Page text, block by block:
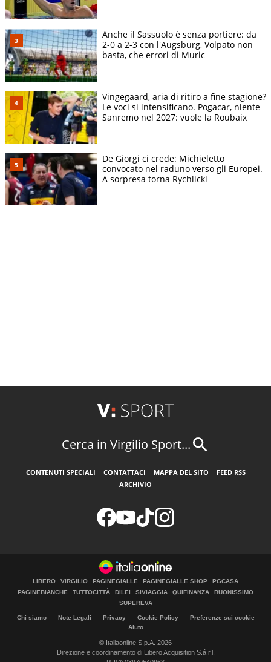
Anche il Sassuolo è senza portiere: da
2-0 a 2-3 con l'Augsburg, Volpato non
basta, che errori di Muric
Vingegaard, aria di ritiro a fine stagione?
Le voci si intensificano. Pogacar, niente
Sanremo nel 2027: vuole la Roubaix
De Giorgi ci crede: Michieletto
convocato nel raduno verso gli Europei.
A sorpresa torna Rychlicki
Cerca in Virgilio Sport...
CONTENUTI SPECIALI CONTATTACI MAPPA DEL SITO
FEED RSS
ARCHIVIO
LIBERO VIRGILIO PAGINEGIALLE PAGINEGIALLE SHOP
PGCASA
PAGINEBIANCHE
TUTTOCITTÀ DILEI SIVIAGGIA QUIFINANZA
BUONISSIMO
SUPEREVA
Chi siamo Note Legali Privacy Cookie Policy
Preferenze sui cookie
Aiuto
© Italiaonline S.p.A. 2026
Direzione e coordinamento di Libero Acquisition S.á r.l.